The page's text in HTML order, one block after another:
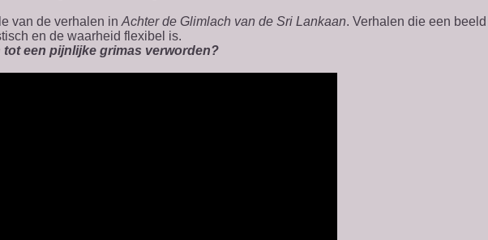
van de verhalen in Achter de Glimlach van de Sri Lankaan. Verhalen die een
en de waarheid flexibel is.
tot een pijnlijke grimas verworden?